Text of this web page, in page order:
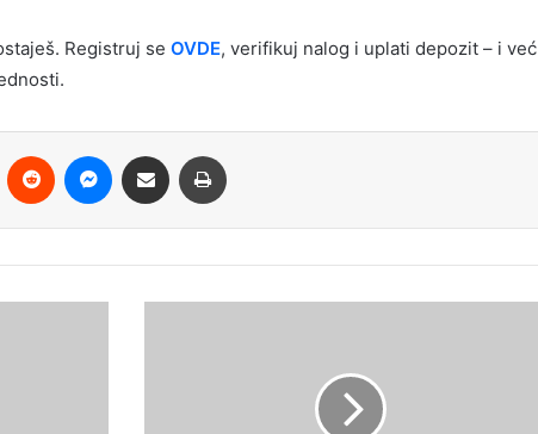
Registruj se OVDE, verifikuj nalog i uplati depozit – i već
Pinterest Reddit Messenger
Share via Email